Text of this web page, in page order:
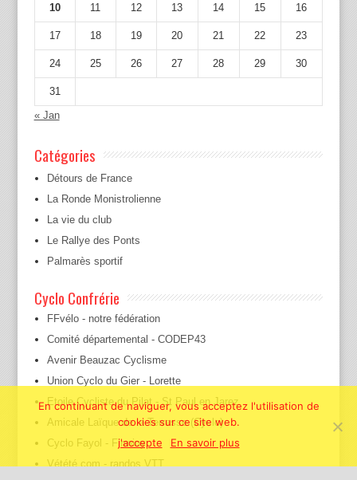
10 11 12 13 14 15 16
17 18 19 20 21 22 23
24 25 26 27 28 29 30
31
« Jan
Catégories
Détours de France
La Ronde Monistrolienne
La vie du club
Le Rallye des Ponts
Palmarès sportif
Cyclo Confrérie
FFvélo - notre fédération
Comité départemental - CODEP43
Avenir Beauzac Cyclisme
Union Cyclo du Gier - Lorette
Etoile Cycliste du Pilat - St Paul en Jarez
Amicale Laïque de la Terrasse (Cyclo)
Cyclo Fayol - Firminy
Vétété.com - randos VTT
En continuant de naviguer, vous acceptez l'utilisation de
cookies sur ce site web.
j'accepte
En savoir plus